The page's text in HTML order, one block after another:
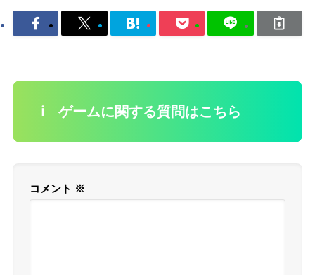
ℹ️ ゲームに関する質問はこちら
コメント ※